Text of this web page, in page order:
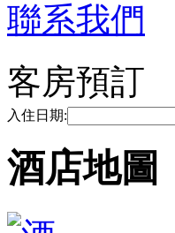
聯系我們
客房預訂
入住日期:
酒店地圖